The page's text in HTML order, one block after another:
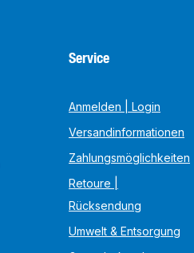
Service
Anmelden | Login
Versandinformationen
Zahlungsmöglichkeiten
Retoure |
Rücksendung
Umwelt & Entsorgung